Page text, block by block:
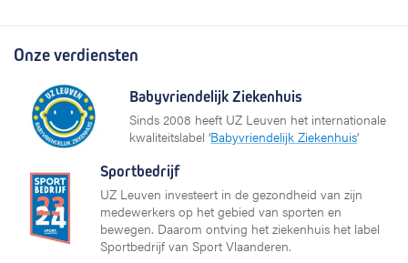
Onze verdiensten
Babyvriendelijk Ziekenhuis
Sinds 2008 heeft UZ Leuven het internationale
kwaliteitslabel ‘Babyvriendelijk Ziekenhuis’
Sportbedrijf
UZ Leuven investeert in de gezondheid van zijn
medewerkers op het gebied van sporten en
bewegen. Daarom ontving het ziekenhuis het label
Sportbedrijf van Sport Vlaanderen.